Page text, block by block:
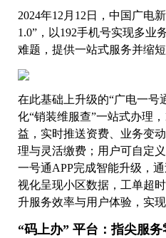
2024年12月12日，中国广电
1.0”，以192手机号实现多业
难题，提供一站式服务并缩短
在此基础上升级的“广电一号
化“销装维服查”一站式办理
益，实时推送资费、业务变
理与灵活缴费；用户可自定
一号通APP完成智能升级，
视化呈现小区数据，工单超
升服务效率与用户体验，实现
“码上办” 平台：指尖服务